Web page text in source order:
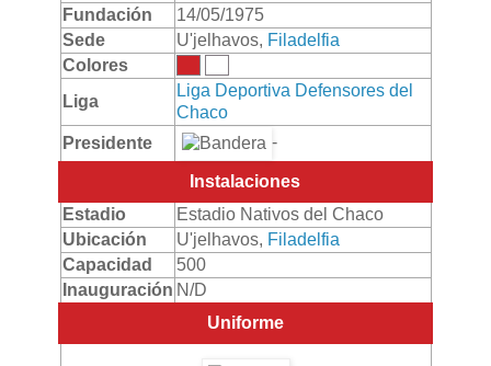
Fundación
14/05/1975
Sede
U'jelhavos, Filadelfia
Colores
Liga
Liga Deportiva Defensores del
Chaco
Presidente
-
Instalaciones
Estadio
Estadio Nativos del Chaco
Ubicación
U'jelhavos, Filadelfia
Capacidad
500
Inauguración N/D
Uniforme